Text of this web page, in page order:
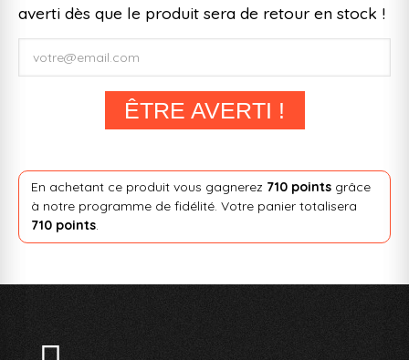
averti dès que le produit sera de retour en stock !
ÊTRE AVERTI !
En achetant ce produit vous gagnerez 710 pointsgrâce
à notre programme de fidélité. Votre panier totalisera
710 points.